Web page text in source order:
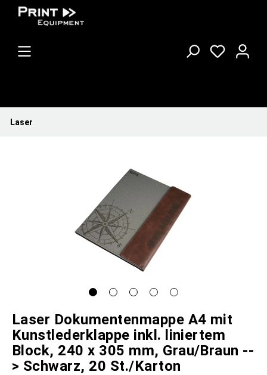
Laser
Laser Dokumentenmappe A4 mit
Kunstlederklappe inkl. liniertem
Block, 240 x 305 mm, Grau/Braun --
> Schwarz, 20 St./Karton